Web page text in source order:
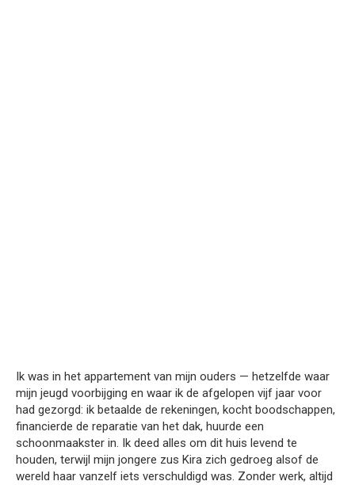
Ik was in het appartement van mijn ouders — hetzelfde waar
mijn jeugd voorbijging en waar ik de afgelopen vijf jaar voor
had gezorgd: ik betaalde de rekeningen, kocht boodschappen,
financierde de reparatie van het dak, huurde een
schoonmaakster in. Ik deed alles om dit huis levend te
houden, terwijl mijn jongere zus Kira zich gedroeg alsof de
wereld haar vanzelf iets verschuldigd was. Zonder werk, altijd